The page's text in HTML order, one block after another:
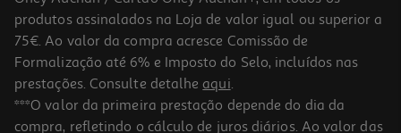
Jogo Nintendo Switch Lego Marvel Super Heroes
29.89 €/un
produtos assinalados na Loja de valor igual ou superior a
75€. Ao valor da compra acresce Comissão de
Formalização até 6% e Imposto do Selo, incluídos nas
prestações. Consulte detalhe aqui.
***O valor da primeira prestação depende do dia da
compra, refletindo o cálculo de juros diários. Ao valor das